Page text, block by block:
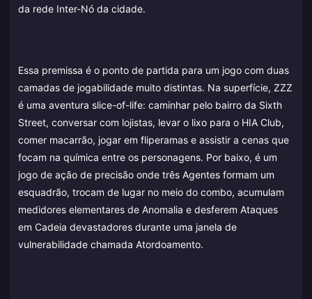
da rede Inter-Nó da cidade.
Essa premissa é o ponto de partida para um jogo com duas
camadas de jogabilidade muito distintas. Na superfície, ZZZ
é uma aventura slice-of-life: caminhar pelo bairro da Sixth
Street, conversar com lojistas, levar o lixo para o HIA Club,
comer macarrão, jogar em fliperamas e assistir a cenas que
focam na química entre os personagens. Por baixo, é um
jogo de ação de precisão onde três Agentes formam um
esquadrão, trocam de lugar no meio do combo, acumulam
medidores elementares de Anomalia e desferem Ataques
em Cadeia devastadores durante uma janela de
vulnerabilidade chamada Atordoamento.